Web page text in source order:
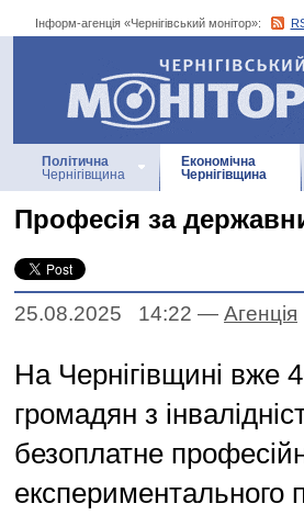
Інформ-агенція «Чернігівський монітор»:
Інформ-агенція
«Чернігівський монітор»
Політична
Чернігівщина
Економічна
Чернігівщина
Професія за
25.08.2025 14:22 — Агенцiя
На Чернігівщині вже
громадян з
безоплатне
експериментального